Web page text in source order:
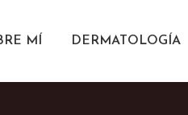
MÍ DERMATOLOGÍA